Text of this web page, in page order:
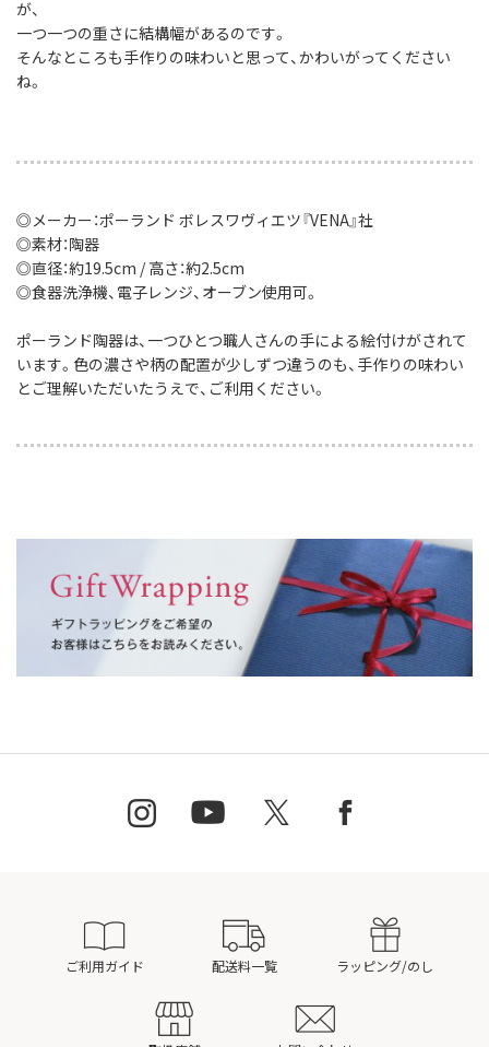
が、
一つ一つの重さに結構幅があるのです。
そんなところも手作りの味わいと思って、かわいがってください
ね。
◎メーカー：ポーランド ボレスワヴィエツ『VENA』社
◎素材：陶器
◎直径：約19.5cm / 高さ：約2.5cm
◎食器洗浄機、電子レンジ、オーブン使用可。
ポーランド陶器は、一つひとつ職人さんの手による絵付けがされて
います。色の濃さや柄の配置が少しずつ違うのも、手作りの味わい
とご理解いただいたうえで、ご利用ください。
ご利用ガイド 配送料一覧 ラッピング/のし